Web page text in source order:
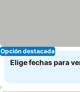
Opción destacada
Elige fechas para